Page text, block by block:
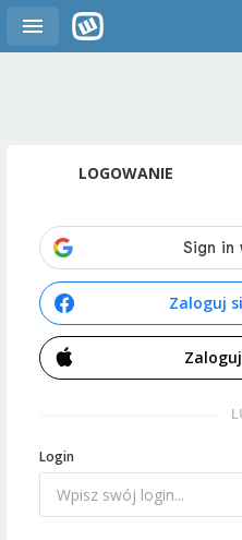
LOGOWANIE
Zaloguj
Login